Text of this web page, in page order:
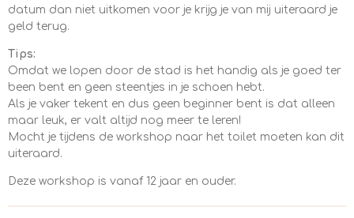
datum dan niet uitkomen voor je krijg je van mij uiteraard je
geld terug.
Tips:
Omdat we lopen door de stad is het handig als je goed ter
been bent en geen steentjes in je schoen hebt.
Als je vaker tekent en dus geen beginner bent is dat alleen
maar leuk, er valt altijd nog meer te leren!
Mocht je tijdens de workshop naar het toilet moeten kan dit
uiteraard.
Deze workshop is vanaf 12 jaar en ouder.